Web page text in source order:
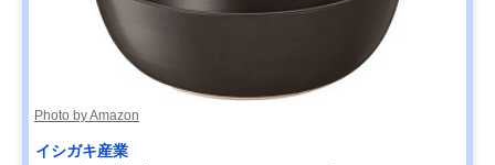
Photo by Amazon
イシガキ産業